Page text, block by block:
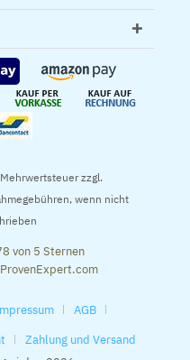
zzgl.
wenn nicht
von 5 Sternen
AGB
Zahlung und Versand